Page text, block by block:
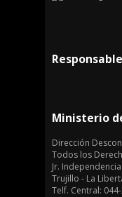
Ministerio
Dirección
Todos los
Jr.
Trujillo - La
Telf. Central: